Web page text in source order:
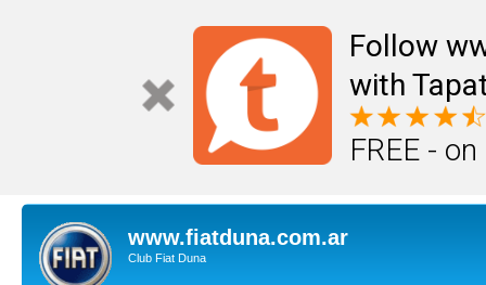
Follow
with
FREE -
www.fiatduna.com.ar
Club Fiat Duna